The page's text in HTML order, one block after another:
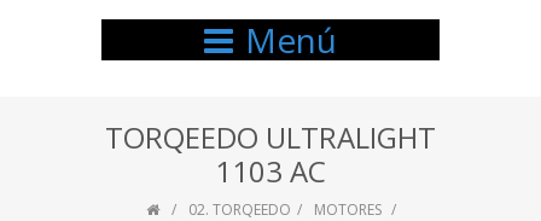
Menú
TORQEEDO ULTRALIGHT
1103 AC
02. TORQEEDO
MOTORES